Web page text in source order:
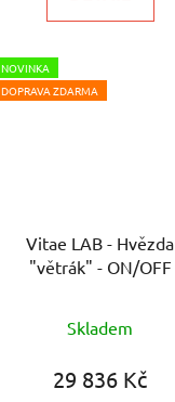
NOVINKA
DOPRAVA ZDARMA
Vitae LAB - Hvězda
"větrák" - ON/OFF
Skladem
29 836 Kč